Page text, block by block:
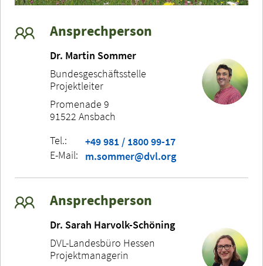
Ansprechperson
Dr. Martin Sommer
Bundesgeschäftsstelle
Projektleiter
Promenade 9
91522 Ansbach
Tel.:
+49 981 / 1800 99-17
E-Mail:
m.sommer@dvl.org
Ansprechperson
Dr. Sarah Harvolk-Schöning
DVL-Landesbüro Hessen
Projektmanagerin